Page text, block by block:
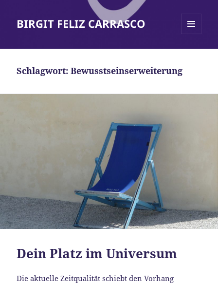
BIRGIT FELIZ CARRASCO
Schlagwort:Bewusstseinserweiterung
Dein Platz im Universum
Die aktuelle Zeitqualität schiebt den Vorhang